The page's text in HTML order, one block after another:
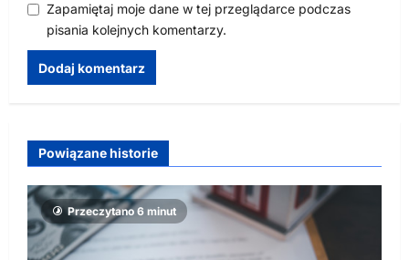
Zapamiętaj moje dane w tej przeglądarce podczas
pisania kolejnych komentarzy.
Powiązane historie
Przeczytano 6 minut